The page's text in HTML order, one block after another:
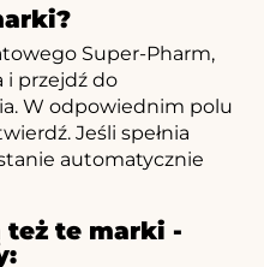
Super-Pharm,
i przejdź do
W odpowiednim polu
Jeśli spełnia
automatycznie
te marki -